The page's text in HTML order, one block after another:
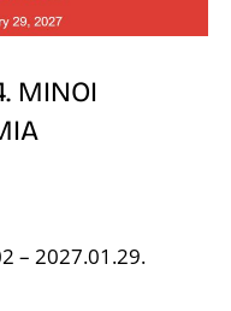
MINOI
– 2027.01.29.